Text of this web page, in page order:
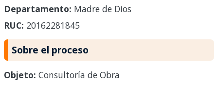
Departamento: Madre de Dios
RUC: 20162281845
Sobre el proceso
Objeto: Consultoría de Obra